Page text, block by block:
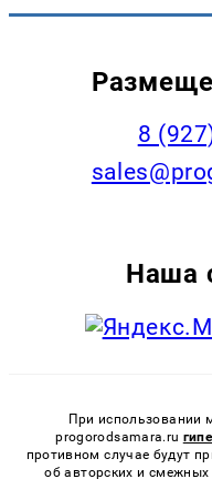
8
Наша
При использовании
progorodsamara.ru
противном случае будут
об авторских и смежных